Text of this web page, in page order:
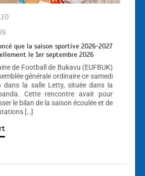
que la saison sportive 2026-2027
le 1er septembre 2026
de Football de Bukavu (EUFBUK)
générale ordinaire ce samedi
dans la salle Letty, située dans la
Cette rencontre avait pour
le bilan de la saison écoulée et de
[…]